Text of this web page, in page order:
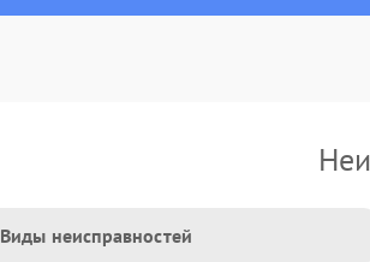
Виды неисправностей